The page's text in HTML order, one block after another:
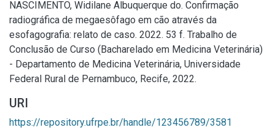
NASCIMENTO, Widilane Albuquerque do. Confirmação
radiográfica de megaesôfago em cão através da
esofagografia: relato de caso. 2022. 53 f. Trabalho de
Conclusão de Curso (Bacharelado em Medicina Veterinária)
- Departamento de Medicina Veterinária, Universidade
Federal Rural de Pernambuco, Recife, 2022.
URI
https://repository.ufrpe.br/handle/123456789/3581